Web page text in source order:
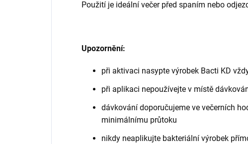
Použití je ideální večer před spaním nebo
Upozornění:
při aktivaci nasypte výrobek Bacti KD
při aplikaci nepoužívejte v místě
dávkování doporučujeme ve večerních
minimálnímu průtoku
nikdy neaplikujte bakteriální výrobek